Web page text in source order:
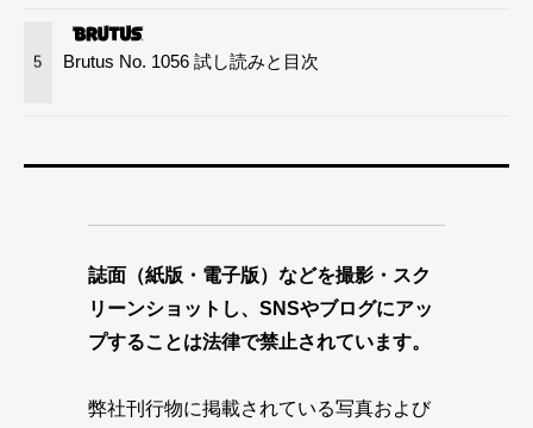
5 Brutus No. 1056 試し読みと目次
誌面（紙版・電子版）などを撮影・スク
リーンショットし、SNSやブログにアッ
プすることは法律で禁止されています。
弊社刊行物に掲載されている写真および